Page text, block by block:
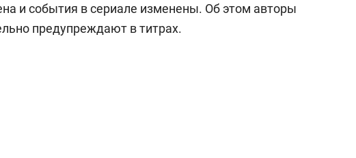
и события в сериале изменены. Об этом авторы
предупреждают в титрах.